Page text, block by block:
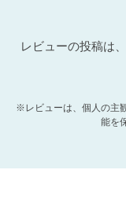
レビューの投稿は
※レビューは、個人の主
能を